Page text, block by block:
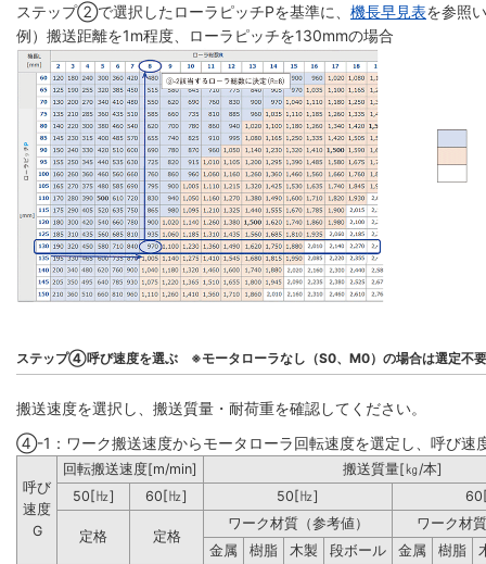
ステップ②で選択したローラピッチPを基準に、 機長早見表を参照
例）搬送距離を1m程度、ローラピッチを130mmの場合
ステップ④呼び速度を選ぶ ※モータローラなし（S0、M0）の場合は選定不
搬送速度を選択し、搬送質量・耐荷重を確認してください。
④-1：ワーク搬送速度からモータローラ回転速度を選定し、呼び速
呼び
速度
G
回転搬送速度[m/min]
搬送質量[㎏/本]
50[㎐]
60[㎐] 50[㎐]
定格 定格
ワーク材質（参考値）
ワーク材
金属
樹脂 木製 段ボール 金属 樹脂